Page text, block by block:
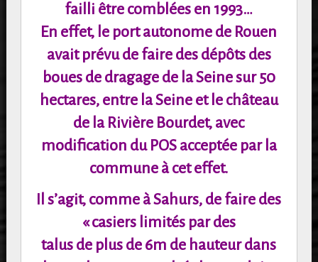
failli être comblées en 1993…
En effet, le port autonome de Rouen
avait prévu de faire des dépôts des
boues de dragage de laSeine sur 50
hectares, entre la Seine et le château
de la Rivière Bourdet, avec
modification du POS acceptée par la
commune à cet effet.
Il s’agit, comme à Sahurs, de faire des
« casiers limités par des
talus de plus de 6m de hauteur dans